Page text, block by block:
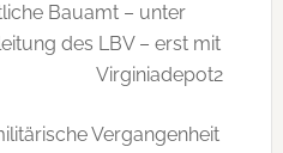
Bauamt – unter
des LBV – erst mit
Vergangenheit